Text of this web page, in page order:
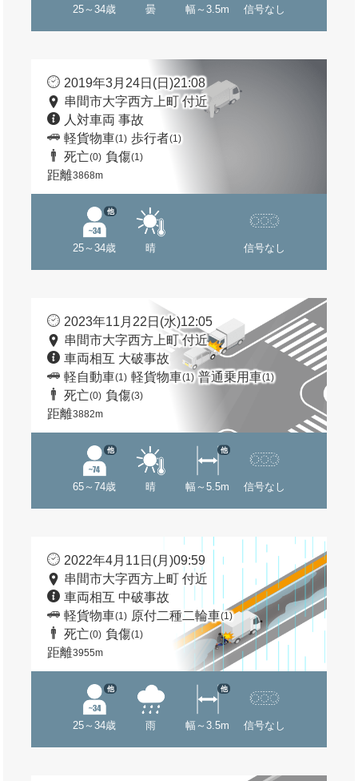
25～34歳 曇 幅～3.5m 信号なし
2019年3月24日(日)21:08
串間市大字西方上町 付近
人対車両 事故
軽貨物車(1) 歩行者(1)
死亡(0) 負傷(1)
距離3868m
25～34歳
他
晴 信号なし
2023年11月22日(水)12:05
串間市大字西方上町 付近
車両相互 大破事故
軽自動車(1) 軽貨物車(1) 普通乗用車(1)
死亡(0) 負傷(3)
距離3882m
65～74歳
他
晴 幅～5.5m
他
信号なし
2022年4月11日(月)09:59
串間市大字西方上町 付近
車両相互 中破事故
軽貨物車(1) 原付二種二輪車(1)
死亡(0) 負傷(1)
距離3955m
25～34歳
他
雨 幅～3.5m
他
信号なし